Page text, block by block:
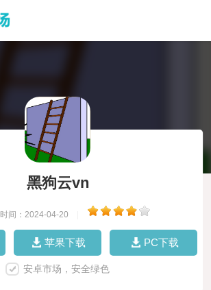
黑狗云vn
时间：2024-04-20
苹果下载 PC下载
安卓市场，安全绿色